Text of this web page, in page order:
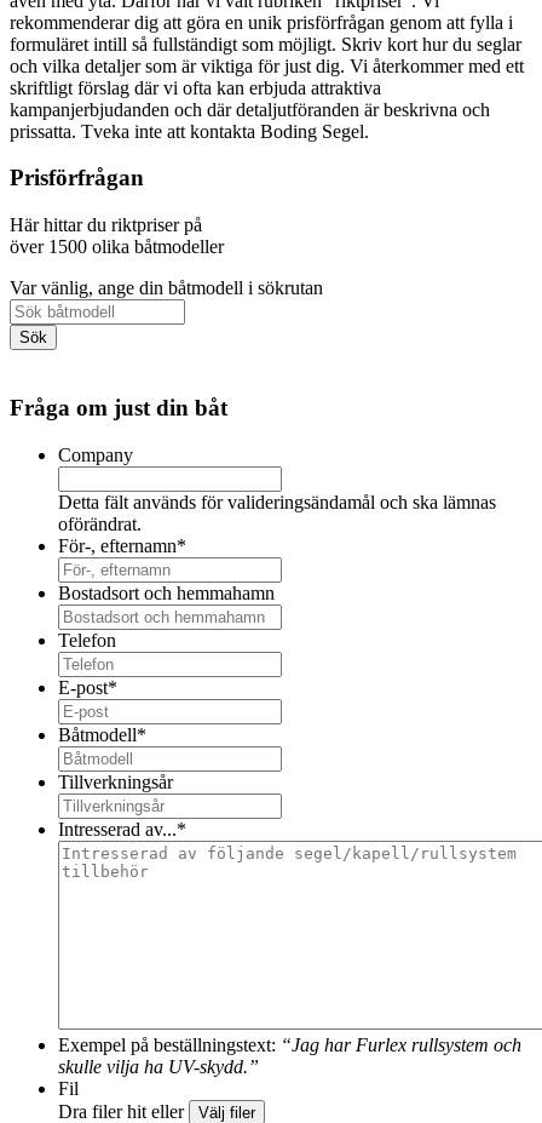
rekommenderar dig att göra en unik prisförfrågan genom att fylla i
formuläret intill så fullständigt som möjligt. Skriv kort hur du seglar
och vilka detaljer som är viktiga för just dig. Vi återkommer med ett
skriftligt förslag där vi ofta kan erbjuda attraktiva
kampanjerbjudanden och där detaljutföranden är beskrivna och
prissatta. Tveka inte att kontakta Boding Segel.
Prisförfrågan
Här hittar du riktpriser på
över 1500 olika båtmodeller
Var vänlig, ange din båtmodell i sökrutan
Fråga om just din båt
Company
Detta fält används för valideringsändamål och ska lämnas
oförändrat.
För-, efternamn*
Bostadsort och hemmahamn
Telefon
E-post*
Båtmodell*
Tillverkningsår
Intresserad av...*
Exempel på beställningstext: “Jag har Furlex rullsystem och
skulle vilja ha UV-skydd.”
Fil
Dra filer hit eller
Välj filer